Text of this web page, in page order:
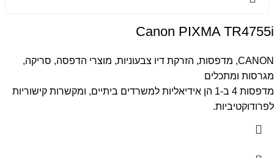
Canon PIXMA TR4755i
CANON
, מדפסות, הזרקת דיו צבעוניות, מוצרי הדפסה, סריקה,
מגרסות ומתכלים
מדפסות 4 ב-1 הן אידיאליות למשרדים ביתיים, ומקשרות קישוריות
לפרודוקטיביות.